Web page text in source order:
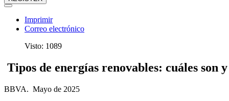
Imprimir
Correo electrónico
Visto: 1089
Tipos de energías renovables: cuáles son
BBVA. Mayo de 2025